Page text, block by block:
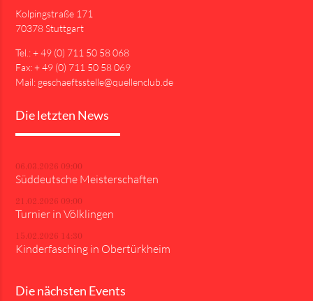
Kolpingstraße 171
70378 Stuttgart
Tel.: + 49 (0) 711 50 58 068
Fax: + 49 (0) 711 50 58 069
Mail: geschaeftsstelle@quellenclub.de
Die letzten News
06.03.2026 09:00
Süddeutsche Meisterschaften
21.02.2026 09:00
Turnier in Völklingen
15.02.2026 14:30
Kinderfasching in Obertürkheim
Die nächsten Events